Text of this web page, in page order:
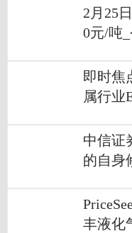
2月25
0元/吨
即时焦
属行业
稀土
中信证
的自身
丰液化